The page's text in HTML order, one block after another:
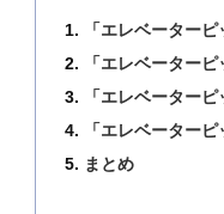
「エレベーター
「エレベーター
「エレベーター
「エレベーター
まとめ